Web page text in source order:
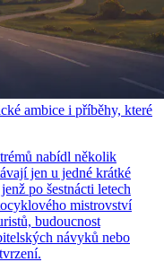
ambice i příběhy, které
nabídl několik
jen u jedné krátké
po šestnácti letech
mistrovství
budoucnost
návyků nebo